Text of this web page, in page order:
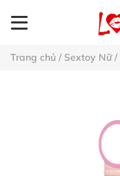
Trang chủ / Sextoy Nữ/